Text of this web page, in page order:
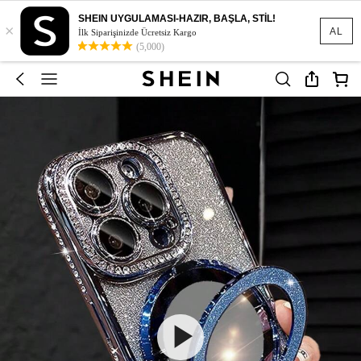
AL
×
SHEIN UYGULAMASI-HAZIR, BAŞLA, STİL!
İlk Siparişinizde Ücretsiz Kargo
(5,000)